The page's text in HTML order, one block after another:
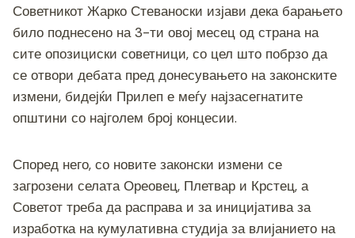
Советникот Жарко Стеваноски изјави дека барањето
било поднесено на 3-ти овој месец од страна на
сите опозициски советници, со цел што побрзо да
се отвори дебата пред донесувањето на законските
измени, бидејќи Прилеп е меѓу најзасегнатите
општини со најголем број концесии.
Според него, со новите законски измени се
загрозени селата Ореовец, Плетвар и Крстец, а
Советот треба да расправа и за иницијатива за
изработка на кумулативна студија за влијанието на